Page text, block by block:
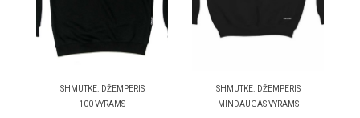
SHMUTKE. DŽEMPERIS
100 VYRAMS
SHMUTKE. DŽEMPERIS
MINDAUGAS VYRAMS